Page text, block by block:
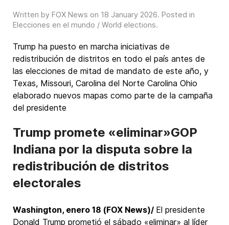
Written by FOX News on 18 January 2026. Posted in
Elecciones en el mundo / World elections.
Trump ha puesto en marcha iniciativas de
redistribución de distritos en todo el país antes de
las elecciones de mitad de mandato de este año, y
Texas, Missouri, Carolina del Norte Carolina Ohio
elaborado nuevos mapas como parte de la campaña
del presidente
Trump promete «eliminar»GOP
Indiana por la disputa sobre la
redistribución de distritos
electorales
Washington, enero 18 (FOX News)/ El presidente
Donald Trump prometió el sábado «eliminar» al líder